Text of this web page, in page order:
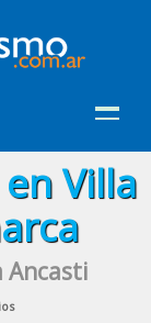
Villa
Ancasti